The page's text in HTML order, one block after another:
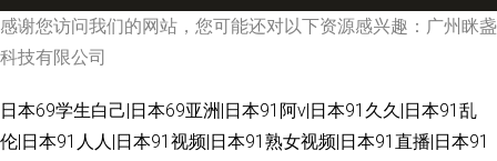
感谢您访问我们的网站，您可能还对以下资源感兴趣：广州眯盏
科技有限公司
日本69学生白己|日本69亚洲|日本91阿v|日本91久久|日本91乱
伦|日本91人人|日本91视频|日本91熟女视频|日本91直播|日本91